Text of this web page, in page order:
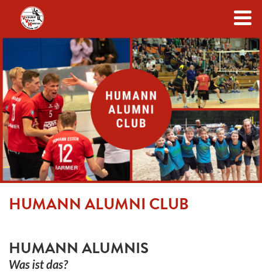
Zum Inhalt
HUMANN ALUMNI CLUB
HUMANN ALUMNIS
Was ist das?